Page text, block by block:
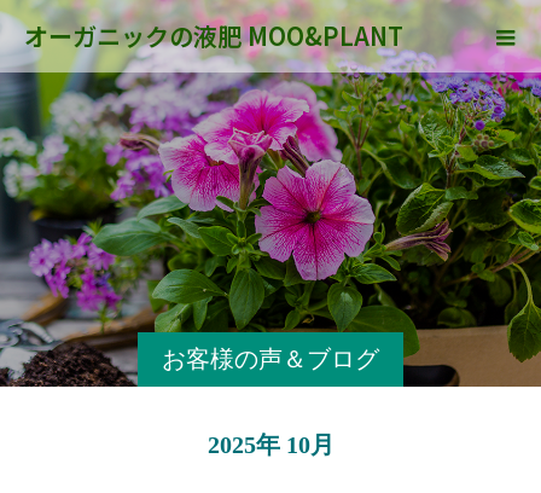
オーガニックの液肥 MOO&PLANT
お客様の声＆ブログ
2025年 10月